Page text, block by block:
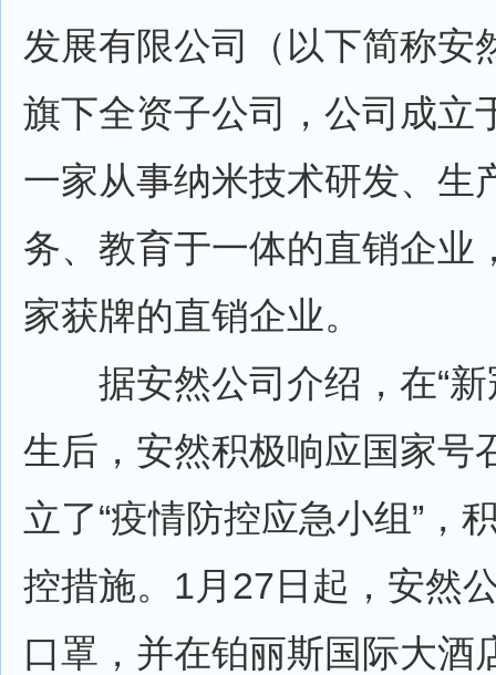
发展有限公司（以下简称安
旗下全资子公司，公司成立
一家从事纳米技术研发、生
务、教育于一体的直销企业
家获牌的直销企业。
据安然公司介绍，在“新
生后，安然积极响应国家号
立了“疫情防控应急小组”，
控措施。1月27日起，安然
口罩，并在铂丽斯国际大酒